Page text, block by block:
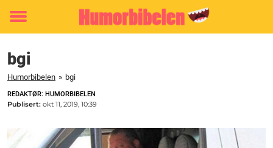
Toggle
bgi
Humorbibelen » bgi
REDAKTØR: HUMORBIBELEN
Publisert: okt 11, 2019, 10:39